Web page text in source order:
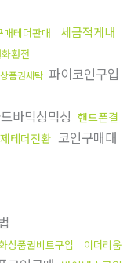
매테더판매
세금적게내
환전
품권세탁 파이코인구입
바믹싱믹싱 핸드폰결
테더전환 코인구매대
상품권비트구입
이더리움